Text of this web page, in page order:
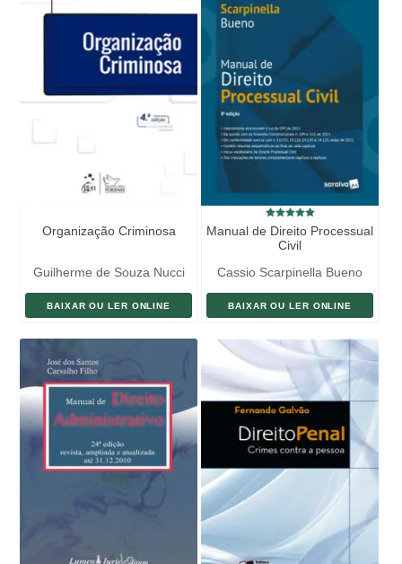
Organização Criminosa
Guilherme de Souza Nucci
BAIXAR OU LER ONLINE
Manual de Direito Processual
Civil
Cassio Scarpinella Bueno
BAIXAR OU LER ONLINE